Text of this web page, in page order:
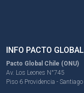
INFO PACTO GLOBAL
Pacto Global Chile (ONU)
Av. Los Leones N°745
Piso 6 Providencia - Santiago